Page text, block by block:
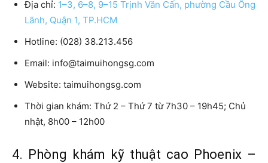
Địa chỉ: 1–3, 6–8, 9–15 Trịnh Văn Cấn, phường Cầu Ông
Lãnh, Quận 1, TP.HCM
Hotline: (028) 38.213.456
Email: info@taimuihongsg.com
Website: taimuihongsg.com
Thời gian khám: Thứ 2 – Thứ 7 từ 7h30 – 19h45; Chủ
nhật, 8h00 – 12h00
4. Phòng khám kỹ thuật cao Phoenix –